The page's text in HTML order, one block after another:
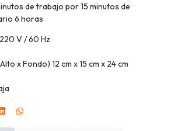
de trabajo por 15 minutos de
6 horas
V / 60 Hz
x Fondo) 12 cm x 15 cm x 24 cm